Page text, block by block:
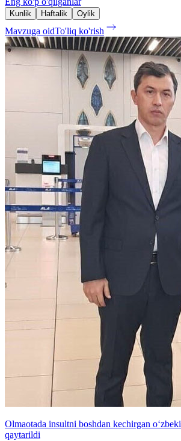
Kunlik Haftalik Oylik
Mavzuga oidTo'liq ko'rish
Olmaotada insultni boshdan kechirgan
qaytarildi